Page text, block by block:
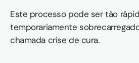
Este processo pode ser tão
temporariamente
chamada crise de cura.